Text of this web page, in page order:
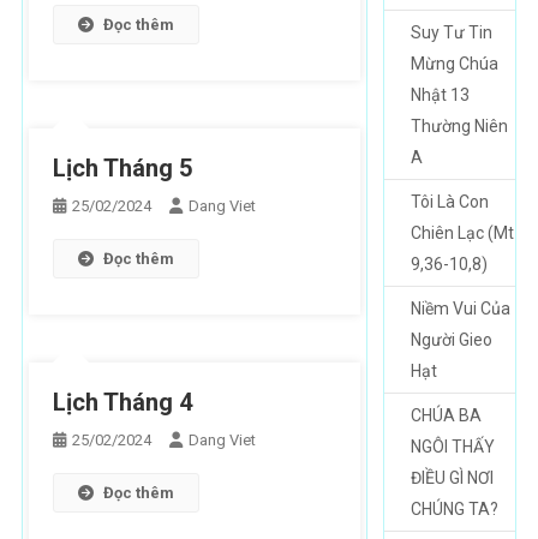
Đọc thêm
Lịch Tháng 5
25/02/2024 Dang Viet
Đọc thêm
Lịch Tháng 4
25/02/2024 Dang Viet
Đọc thêm
Suy Tư Tin
Mừng Chúa
Nhật 13
Thường Niên
A
Tôi Là Con
Chiên Lạc (Mt
9,36-10,8)
Niềm Vui Của
Người Gieo
Hạt
CHÚA BA
NGÔI THẤY
ĐIỀU GÌ NƠI
CHÚNG TA?